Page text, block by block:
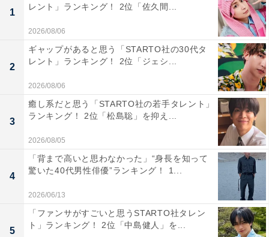
第2位：情報ライブ ミヤネ屋（日本テレビ系）
第2位は、日本テレビ系列で月曜日から金曜日の13時55
分から放送中の『情報ライブ ミヤネ屋』でした。司会
は、フリーアナウンサーの宮根誠司さん、読売テレビの
澤口実歩アナウンサー。大学教授や弁護士、評論家、タ
1
レント」ランキング！ 2位「佐久間...
2026/08/06
2
ギャップがあると思う「STARTO社の30代タ
レント」ランキング！ 2位「ジェシ...
2026/08/06
3
癒し系だと思う「STARTO社の若手タレント」
ランキング！ 2位「松島聡」を抑え...
2026/08/05
4
「背まで高いと思わなかった」“身長を知って
驚いた40代男性俳優”ランキング！ 1...
2026/06/13
5
「ファンサがすごいと思うSTARTO社タレン
ト」ランキング！ 2位「中島健人」を...